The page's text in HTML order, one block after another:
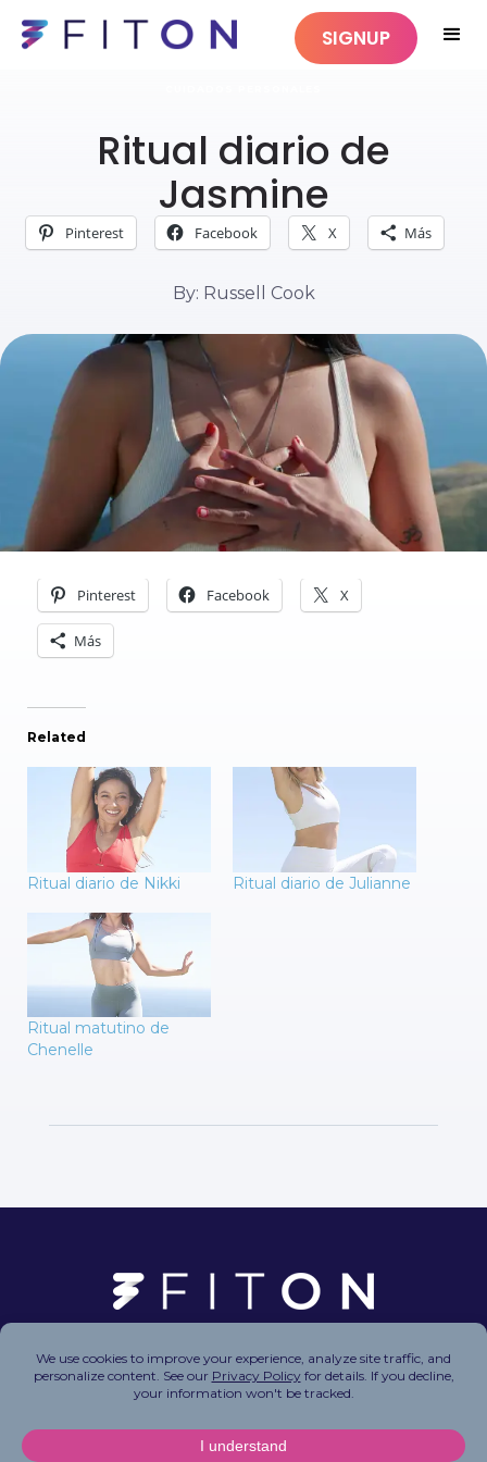
SIGNUP
Ritual diario de
Jasmine
Pinterest Facebook X Más
By: Russell Cook
Pinterest Facebook X
Más
Related
Ritual diario de Nikki Ritual diario de Julianne
Ritual matutino de
Chenelle
Copyright © 2026 FitOn Inc. All Rights Reserved.
Privacy Policy|Terms of Use